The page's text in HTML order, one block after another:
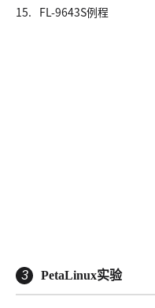
15.
FL-9643S例程
3 PetaLinux实验